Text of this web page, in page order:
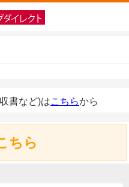
書など)はこちらから
ちら